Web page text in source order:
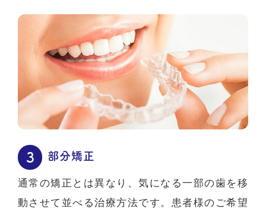
部分矯正
通常の矯正とは異なり、気になる一部の歯を移
動させて並べる治療方法です。患者様のご希望